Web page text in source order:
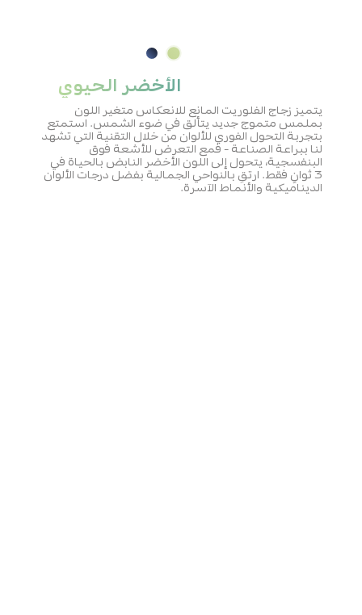
الأخضر الحيوي
يتميز زجاج الفلوريت المانع للانعكاس متغير اللون
بملمس متموج جديد يتألق في ضوء الشمس. استمتع
بتجربة التحول الفوري للألوان من خلال التقنية التي تشهد
لنا ببراعة الصناعة - فمع التعرض للأشعة فوق
البنفسجية، يتحول إلى اللون الأخضر النابض بالحياة في
3 ثوانٍ فقط. ارتقِ بالنواحي الجمالية بفضل درجات الألوان
الديناميكية والأنماط الآسرة.